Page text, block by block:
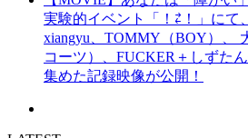
実験的イベント「！⇄！」にて
xiangyu、TOMMY（BOY）、
コーツ）、FUCKER＋しずた
集めた記録映像が公開！